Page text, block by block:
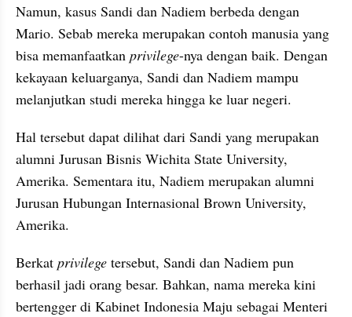
Namun, kasus Sandi dan Nadiem berbeda dengan
Mario. Sebab mereka merupakan contoh manusia yang
bisa memanfaatkan privilege-nya dengan baik. Dengan
kekayaan keluarganya, Sandi dan Nadiem mampu
melanjutkan studi mereka hingga ke luar negeri.
Hal tersebut dapat dilihat dari Sandi yang merupakan
alumni Jurusan Bisnis Wichita State University,
Amerika. Sementara itu, Nadiem merupakan alumni
Jurusan Hubungan Internasional Brown University,
Amerika.
Berkat privilege tersebut, Sandi dan Nadiem pun
berhasil jadi orang besar. Bahkan, nama mereka kini
bertengger di Kabinet Indonesia Maju sebagai Menteri